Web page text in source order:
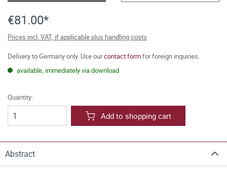
€81.00*
Prices incl. VAT, if applicable plus handling costs
Delivery to Germany only. Use ourcontact formfor foreign inquiries.
available, immediately via download
Quantity:
Add to shopping cart
Abstract